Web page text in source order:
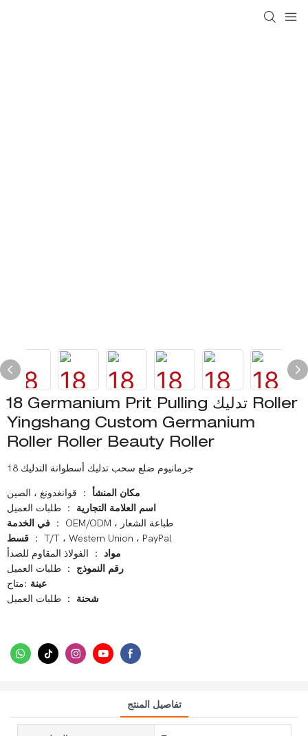
18 Germanium Prit Pulling تدليك Roller
Yingshang Custom Germanium
Roller Roller Beauty Roller
18 جرمانيوم ضلع سحب تدليك أسطوانة التدليك
مكان المنشأ
： قوانغدونغ ، الصين
اسم العلامة التجارية
： طلبات العميل
： OEM/ODM ، طباعة الشعار
： T/T ، Western Union ، PayPal
مواد ： الفولاذ المقاوم للصدأ
رقم النموذج
： طلبات العميل
عينة :متاح
شحنة
： طلبات العميل
تفاصيل المنتج